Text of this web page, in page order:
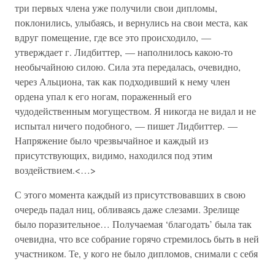
три первых члена уже получили свои дипломы,
поклонились, улыбаясь, и вернулись на свои места, как
вдруг помещение, где все это происходило, —
утверждает г. Лидбиттер, — наполнилось какою-то
необычайною силою. Сила эта передалась, очевидно,
через Альциона, так как подходивший к нему член
ордена упал к его ногам, пораженный его
чудодейственным могуществом. Я никогда не видал и не
испытал ничего подобного, — пишет Лидбиттер. —
Напряжение было чрезвычайное и каждый из
присутствующих, видимо, находился под этим
воздействием.<…>
С этого момента каждый из присутствовавших в свою
очередь падал ниц, обливаясь даже слезами. Зрелище
было поразительное… Получаемая ‘благодать’ была так
очевидна, что все собрание горячо стремилось быть в ней
участником. Те, у кого не было дипломов, снимали с себя